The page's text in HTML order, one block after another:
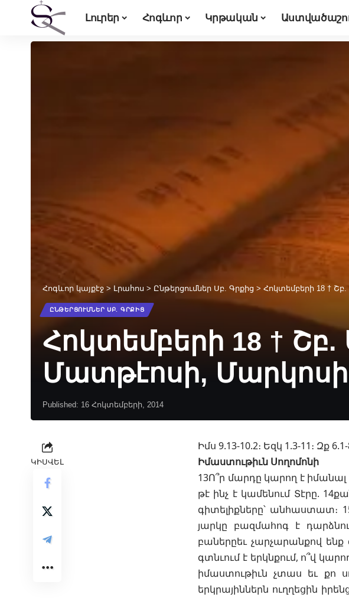
Լուրեր Հոգևոր Կրթական
Հոգևոր կայքէջ > Լրահոս > Ընթերցումներ Սբ. Գրքից > Հոկտեմբերի 18 †
ԸՆԹԵՐՑՈՒՄՆԵՐ ՍԲ. ԳՐՔԻՑ
Հոկտեմբերի 18 †
Մատթէոսի,
Published: 16 Հոկտեմբերի, 2014
ԿԻՍՎԵԼ
Իմս 9.13-10.2։ Եզկ 1.3-11։ Զք
Իմաստութիւն Սողոմոնի
13Ո՞ր մարդը կարող է իմանալ
թէ ինչ է կամենում Տէրը.
գիտելիքները՝ անհաստատ։
յարկը բազմահոգ է
բաներըեւ չարչարանքով ենք
գտնւում է երկնքում, ո՞վ
իմաստութիւն չտաս եւ քո
երկրայիններն ուղղեցին